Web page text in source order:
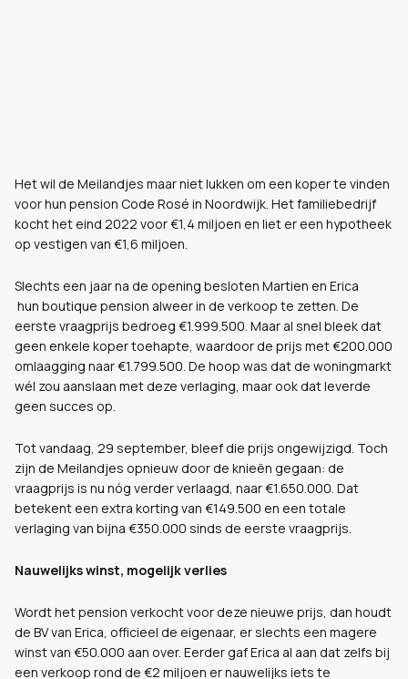
Het wil de Meilandjes maar niet lukken om een koper te vinden
voor hun pension Code Rosé in Noordwijk. Het familiebedrijf
kocht het eind 2022 voor €1,4 miljoen en liet er een hypotheek
op vestigen van €1,6 miljoen.
Slechts een jaar na de opening besloten Martien en Erica
hun boutique pension alweer in de verkoop te zetten. De
eerste vraagprijs bedroeg €1.999.500. Maar al snel bleek dat
geen enkele koper toehapte, waardoor de prijs met €200.000
omlaagging naar €1.799.500. De hoop was dat de woningmarkt
wél zou aanslaan met deze verlaging, maar ook dat leverde
geen succes op.
Tot vandaag, 29 september, bleef die prijs ongewijzigd. Toch
zijn de Meilandjes opnieuw door de knieën gegaan: de
vraagprijs is nu nóg verder verlaagd, naar €1.650.000. Dat
betekent een extra korting van €149.500 en een totale
verlaging van bijna €350.000 sinds de eerste vraagprijs.
Nauwelijks winst, mogelijk verlies
Wordt het pension verkocht voor deze nieuwe prijs, dan houdt
de BV van Erica, officieel de eigenaar, er slechts een magere
winst van €50.000 aan over. Eerder gaf Erica al aan dat zelfs bij
een verkoop rond de €2 miljoen er nauwelijks iets te